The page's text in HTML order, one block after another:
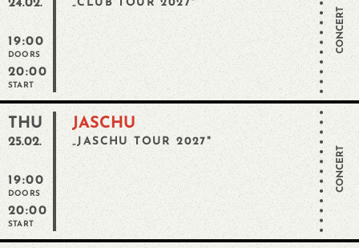
24.02.
19:00
DOORS
20:00
START
„CLUB TOUR 2027"
CONCERT
THU
25.02.
19:00
DOORS
20:00
START
JASCHU
„JASCHU TOUR 2027"
CONCERT